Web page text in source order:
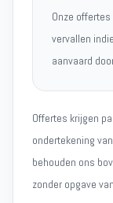
Onze
vervallen
aanvaard
Offertes krijgen
ondertekening
behouden ons
zonder opgave